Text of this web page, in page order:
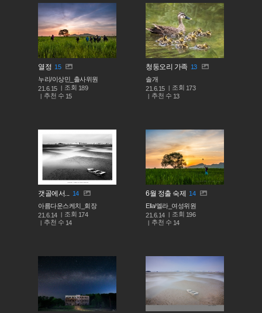
열정 15
누리/이상민_출사위원
21.6.15
조회 189
추천 수 15
청둥오리 가족 13
솔개
21.6.15
조회 173
추천 수 13
갯골에서...
14
아름다운스케치_회장
21.6.14
조회 174
추천 수 14
6월 정출 숙제 14
Ella/엘라_여성위원
21.6.14
조회 196
추천 수 14